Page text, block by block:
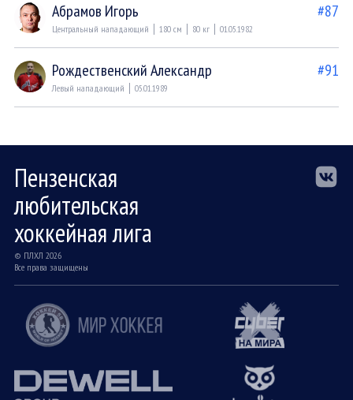
Абрамов Игорь #87
Центральный нападающий 180 см 80 кг 01.05.1982
Рождественский Александр #91
Левый нападающий 05.01.1989
Пензенская
любительская
хоккейная лига
© ПЛХЛ 2026
Все права защищены